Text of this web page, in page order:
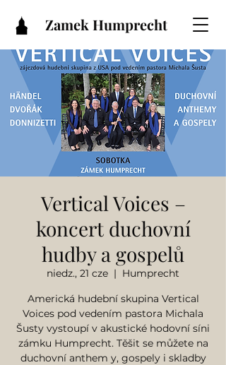
Zamek Humprecht
Vertical Voices –
koncert duchovní
hudby a gospelů
niedz., 21 cze
  |
Humprecht
Americká hudební skupina Vertical
Voices pod vedením pastora Michala
Šusty vystoupí v akustické hodovní síni
zámku Humprecht. Těšit se můžete na
duchovní anthem y, gospely i skladby